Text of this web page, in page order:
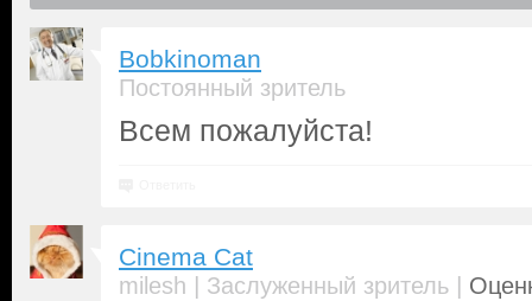
Bobkinoman
Постоянный зритель
Всем пожалуйста!
Cinema Cat
milesh | Заслуженный зритель |